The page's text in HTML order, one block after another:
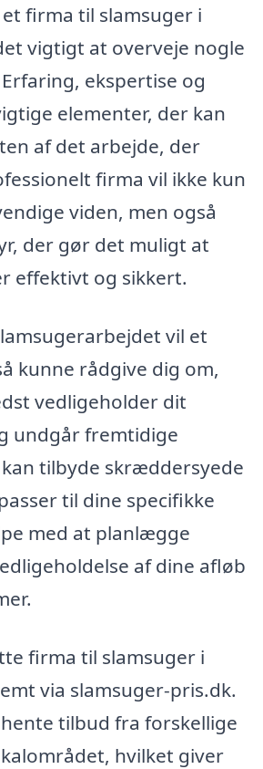
firma til slamsuger i
vigtigt at overveje nogle
ekspertise og
elementer, der kan
af det arbejde, der
firma vil ikke kun
viden, men også
der gør det muligt at
effektivt og sikkert.
vil et
kunne rådgive dig om,
vedligeholder dit
undgår fremtidige
tilbyde skræddersyede
til dine specifikke
med at planlægge
af dine afløb
firma til slamsuger i
via slamsuger-pris.dk.
tilbud fra forskellige
hvilket giver